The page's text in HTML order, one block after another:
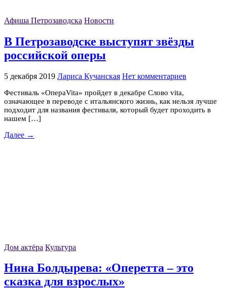
Афиша Петрозаводска Новости
В Петрозаводске выступят звёзды
российской оперы
5 декабря 2019 Лариса Кучанская Нет комментариев
Фестиваль «ОпераVita» пройдет в декабре Слово vita,
означающее в переводе с итальянского жизнь, как нельзя лучше
подходит для названия фестиваля, который будет проходить в
нашем […]
Далее →
Дом актёра Культура
Нина Болдырева: «Оперетта – это
сказка для взрослых»